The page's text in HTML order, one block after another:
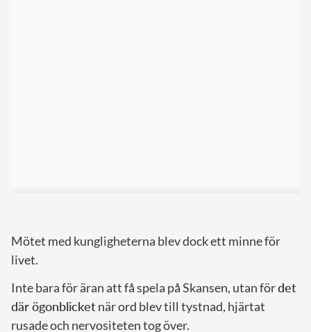
Mötet med kungligheterna blev dock ett minne för
livet.
Inte bara för äran att få spela på Skansen, utan fördet
där ögonblicketnär ord blev till tystnad, hjärtat
rusade och nervositeten tog över.